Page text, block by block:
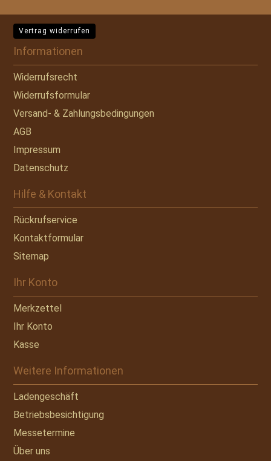
Vertrag widerrufen
Informationen
Widerrufsrecht
Widerrufsformular
Versand- & Zahlungsbedingungen
AGB
Impressum
Datenschutz
Hilfe & Kontakt
Rückrufservice
Kontaktformular
Sitemap
Ihr Konto
Merkzettel
Ihr Konto
Kasse
Weitere Informationen
Ladengeschäft
Betriebsbesichtigung
Messetermine
Über uns